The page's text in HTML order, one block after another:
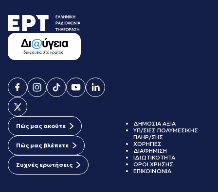
Πώς μας ακούτε
Πώς μας βλέπετε
Συχνές ερωτήσεις
ΔΗΜΟΣΙΑ ΑΞΙΑ
ΥΠ/ΣΙΕΣ ΠΟΛΥΜΕΣΙΚΗΣ
ΠΛΗΡ/ΣΗΣ
ΧΟΡΗΓΙΕΣ
ΔΙΑΦΗΜΙΣΗ
ΙΔΙΩΤΙΚΟΤΗΤΑ
ΟΡΟΙ ΧΡΗΣΗΣ
ΕΠΙΚΟΙΝΩΝΙΑ